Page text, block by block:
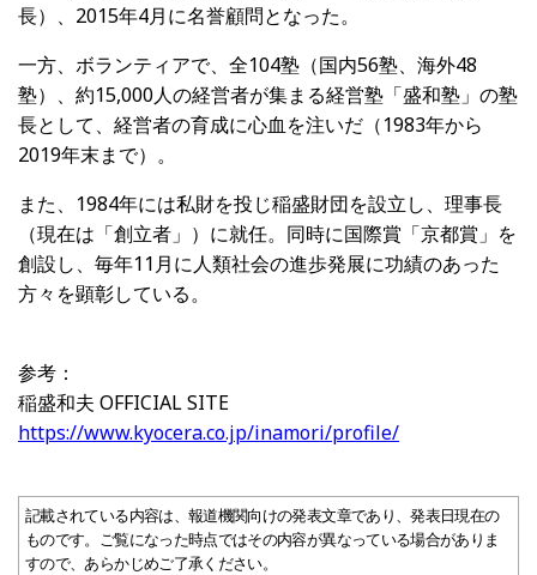
長）、2015年4月に名誉顧問となった。
一方、ボランティアで、全104塾（国内56塾、海外48
塾）、約15,000人の経営者が集まる経営塾「盛和塾」の塾
長として、経営者の育成に心血を注いだ（1983年から
2019年末まで）。
また、1984年には私財を投じ稲盛財団を設立し、理事長
（現在は「創立者」）に就任。同時に国際賞「京都賞」を
創設し、毎年11月に人類社会の進歩発展に功績のあった
方々を顕彰している。
参考：
稲盛和夫 OFFICIAL SITE
https://www.kyocera.co.jp/inamori/profile/
記載されている内容は、報道機関向けの発表文章であり、発表日現在の
ものです。ご覧になった時点ではその内容が異なっている場合がありま
すので、あらかじめご了承ください。